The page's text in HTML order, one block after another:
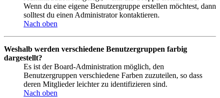
Wenn du eine eigene Benutzergruppe erstellen möchtest, dann
solltest du einen Administrator kontaktieren.
Nach oben
Weshalb werden verschiedene Benutzergruppen farbig
dargestellt?
Es ist der Board-Administration möglich, den
Benutzergruppen verschiedene Farben zuzuteilen, so dass
deren Mitglieder leichter zu identifizieren sind.
Nach oben